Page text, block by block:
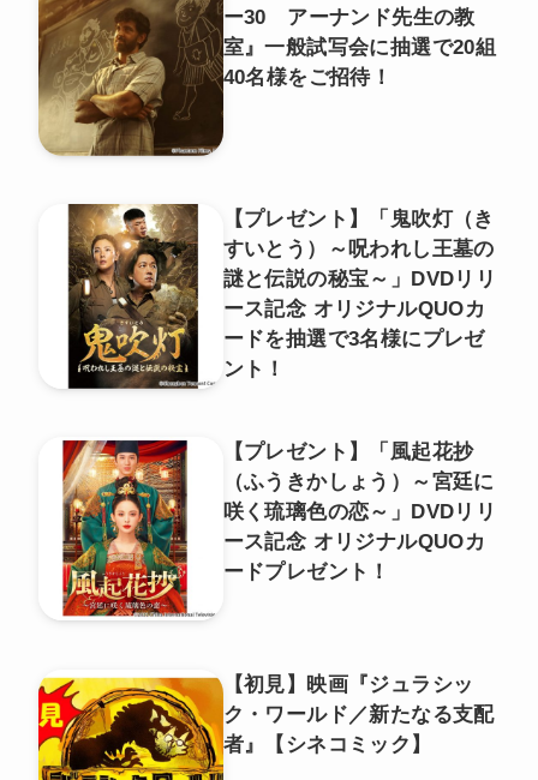
ー30 アーナンド先生の教
室』一般試写会に抽選で20組
40名様をご招待！
【プレゼント】「鬼吹灯（き
すいとう）～呪われし王墓の
謎と伝説の秘宝～」DVDリリ
ース記念 オリジナルQUOカ
ードを抽選で3名様にプレゼ
ント！
【プレゼント】「風起花抄
（ふうきかしょう）～宮廷に
咲く琉璃色の恋～」DVDリリ
ース記念 オリジナルQUOカ
ードプレゼント！
【初見】映画『ジュラシッ
ク・ワールド／新たなる支配
者』【シネコミック】